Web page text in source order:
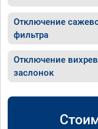
Отключение
фильтра
Отключение
заслонок